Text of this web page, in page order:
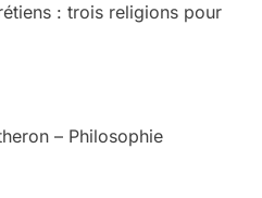
: trois religions pour
– Philosophie